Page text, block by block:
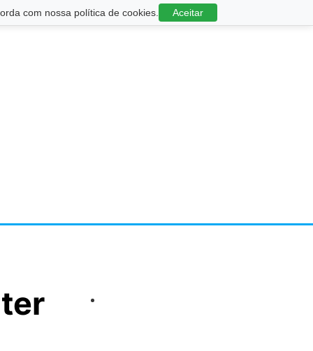
com nossa política de cookies. Aceitar